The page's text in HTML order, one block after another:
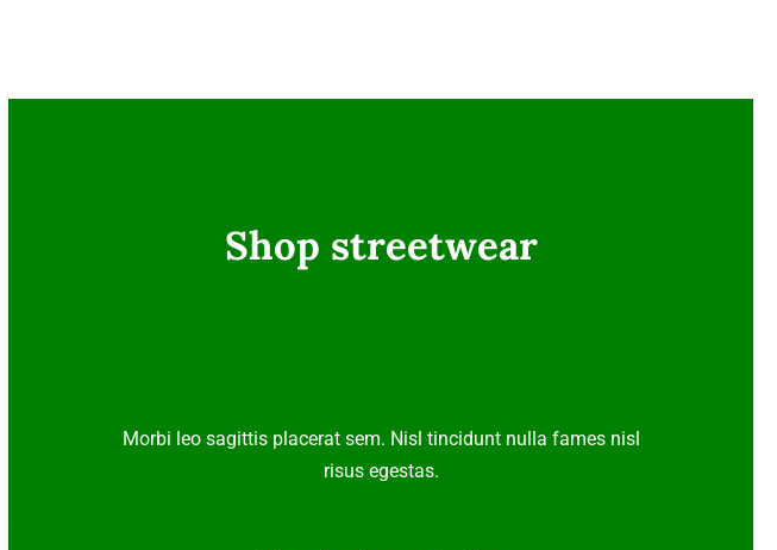
Shop streetwear
Morbi leo sagittis placerat sem. Nisl tincidunt nulla fames nisl
risus egestas.